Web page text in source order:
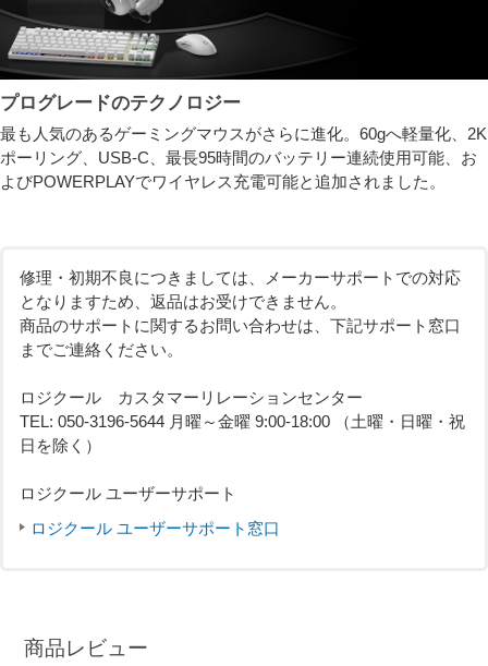
プログレードのテクノロジー
最も人気のあるゲーミングマウスがさらに進化。60gへ軽量化、2K
ポーリング、USB-C、最長95時間のバッテリー連続使用可能、お
よびPOWERPLAYでワイヤレス充電可能と追加されました。
修理・初期不良につきましては、メーカーサポートでの対応
となりますため、返品はお受けできません。
商品のサポートに関するお問い合わせは、下記サポート窓口
までご連絡ください。
ロジクール カスタマーリレーションセンター
TEL: 050-3196-5644 月曜～金曜 9:00-18:00 （土曜・日曜・祝
日を除く）
ロジクール ユーザーサポート
ロジクール ユーザーサポート窓口
商品レビュー